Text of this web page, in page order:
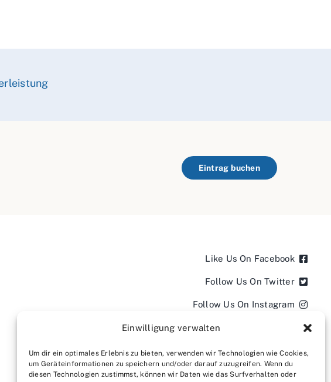
Einwilligung verwalten
Um dir ein optimales Erlebnis zu bieten, verwenden wir Technologien wie Cookies,
um Geräteinformationen zu speichern und/oder darauf zuzugreifen. Wenn du
diesen Technologien zustimmst, können wir Daten wie das Surfverhalten oder
Eintrag buchen
Like Us On Facebook
Follow Us On Twitter
Follow Us On Instagram
Follow Us On LinkedIn
Follow us on YouTube
Follow us on Pinterest